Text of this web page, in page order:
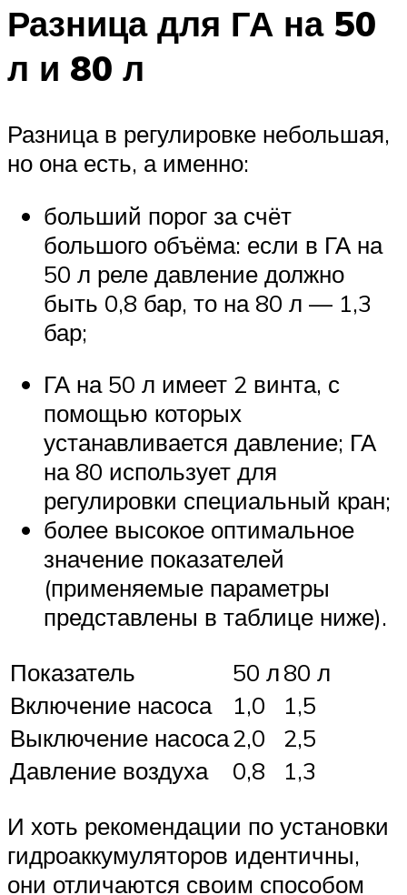
Разница для ГА на 50
л и 80 л
Разница в регулировке небольшая,
но она есть, а именно:
больший порог за счёт
большого объёма: если в ГА на
50 л реле давление должно
быть 0,8 бар, то на 80 л — 1,3
бар;
ГА на 50 л имеет 2 винта, с
помощью которых
устанавливается давление; ГА
на 80 использует для
регулировки специальный кран;
более высокое оптимальное
значение показателей
(применяемые параметры
представлены в таблице ниже).
Показатель
50 л80 л
Включение насоса
1,0
1,5
Выключение насоса2,0
2,5
Давление воздуха
0,8
1,3
И хоть рекомендации по установки
гидроаккумуляторов идентичны,
они отличаются своим способом